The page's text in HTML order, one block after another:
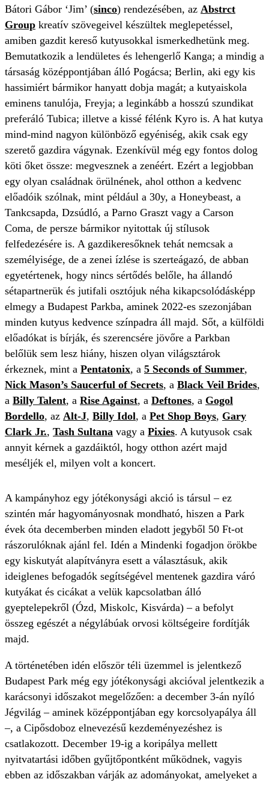
Bátori Gábor ‘Jim’ (sinco) rendezésében, az Abstrct
Group kreatív szövegeivel készültek meglepetéssel,
amiben gazdit kereső kutyusokkal ismerkedhetünk meg.
Bemutatkozik a lendületes és lehengerlő Kanga; a mindig a
társaság középpontjában álló Pogácsa; Berlin, aki egy kis
hassimiért bármikor hanyatt dobja magát; a kutyaiskola
eminens tanulója, Freyja; a leginkább a hosszú szundikat
preferáló Tubica; illetve a kissé félénk Kyro is. A hat kutya
mind-mind nagyon különböző egyéniség, akik csak egy
szerető gazdira vágynak. Ezenkívül még egy fontos dolog
köti őket össze: megvesznek a zenéért. Ezért a legjobban
egy olyan családnak örülnének, ahol otthon a kedvenc
előadóik szólnak, mint például a 30y, a Honeybeast, a
Tankcsapda, Dzsúdló, a Parno Graszt vagy a Carson
Coma, de persze bármikor nyitottak új stílusok
felfedezésére is. A gazdikeresőknek tehát nemcsak a
személyisége, de a zenei ízlése is szerteágazó, de abban
egyetértenek, hogy nincs sértődés belőle, ha állandó
sétapartnerük és jutifali osztójuk néha kikapcsolódásképp
elmegy a Budapest Parkba, aminek 2022-es szezonjában
minden kutyus kedvence színpadra áll majd. Sőt, a külföldi
előadókat is bírják, és szerencsére jövőre a Parkban
belőlük sem lesz hiány, hiszen olyan világsztárok
érkeznek, mint a Pentatonix, a 5 Seconds of Summer,
Nick Mason’s Saucerful of Secrets, a Black Veil Brides,
a Billy Talent, a Rise Against, a Deftones, a Gogol
Bordello, az Alt-J, Billy Idol, a Pet Shop Boys, Gary
Clark Jr., Tash Sultana vagy a Pixies. A kutyusok csak
annyit kérnek a gazdáiktól, hogy otthon azért majd
meséljék el, milyen volt a koncert.
A kampányhoz egy jótékonysági akció is társul – ez
szintén már hagyományosnak mondható, hiszen a Park
évek óta decemberben minden eladott jegyből 50 Ft-ot
rászorulóknak ajánl fel. Idén a Mindenki fogadjon örökbe
egy kiskutyát alapítványra esett a választásuk, akik
ideiglenes befogadók segítségével mentenek gazdira váró
kutyákat és cicákat a velük kapcsolatban álló
gyeptelepekről (Ózd, Miskolc, Kisvárda) – a befolyt
összeg egészét a négylábúak orvosi költségeire fordítják
majd.
A történetében idén először téli üzemmel is jelentkező
Budapest Park még egy jótékonysági akcióval jelentkezik a
karácsonyi időszakot megelőzően: a december 3-án nyíló
Jégvilág – aminek középpontjában egy korcsolyapálya áll
–, a Cipősdoboz elnevezésű kezdeményezéshez is
csatlakozott. December 19-ig a koripálya mellett
nyitvatartási időben gyűjtőpontként működnek, vagyis
ebben az időszakban várják az adományokat, amelyeket a